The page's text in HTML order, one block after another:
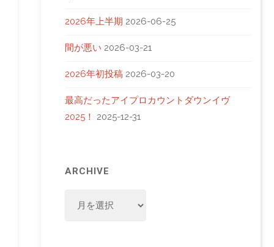
2026年上半期 2026-06-25
間が悪い 2026-03-21
2026年初投稿 2026-03-20
最高だったアイプロカウントダウンイヴ
2025！
2025-12-31
ARCHIVE